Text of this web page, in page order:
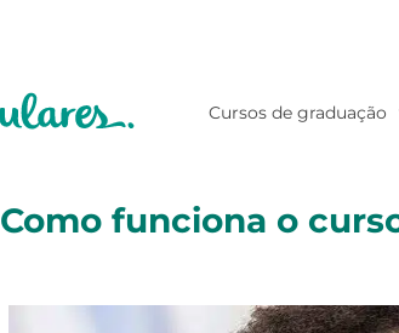
Cursos de graduação
Como funciona o